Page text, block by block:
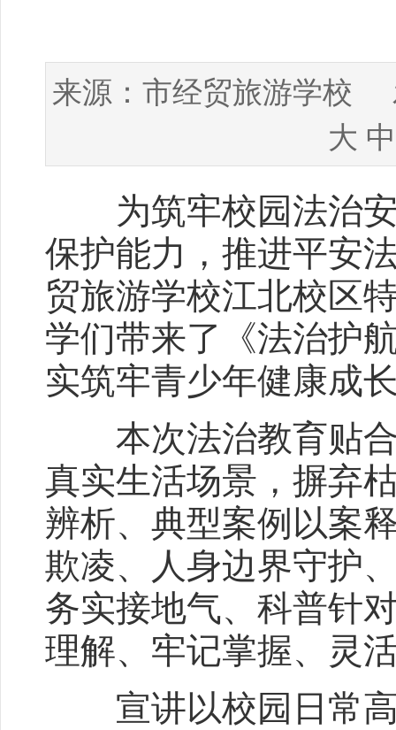
来源： 市经贸旅游学校
大 中
为筑牢校园法治安
保护能力，推进平安
贸旅游学校江北校区
学们带来了《法治护
实筑牢青少年健康成
本次法治教育贴合
真实生活场景，摒弃
辨析、典型案例以案
欺凌、人身边界守护
务实接地气、科普针
理解、牢记掌握、灵
宣讲以校园日常高